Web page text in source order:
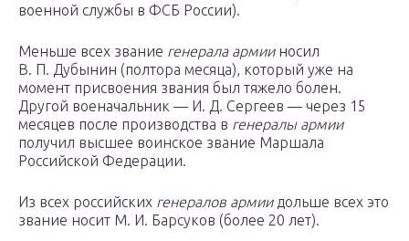
военной службы в ФСБ России).
Меньше всех звание генерала армииносил
В. П. Дубынин (полтора месяца), который уже на
момент присвоения звания был тяжело болен.
Другой военачальник — И. Д. Сергеев — через 15
месяцев после производства в генералы армии
получил высшее воинское звание Маршала
Российской Федерации.
Из всех российских генералов армиидольше всех это
звание носит М. И. Барсуков (более 20 лет).